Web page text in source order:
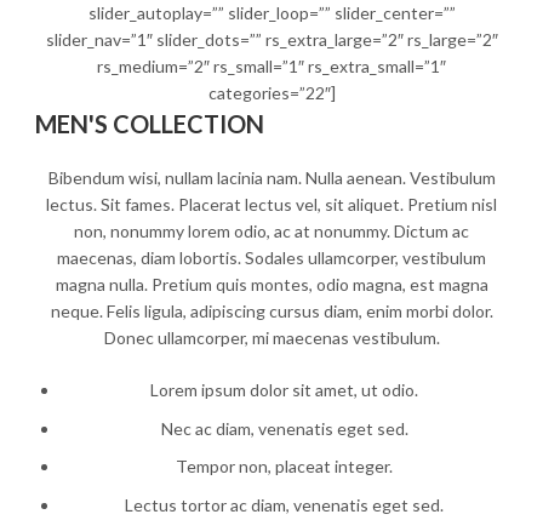
slider_autoplay=”” slider_loop=”” slider_center=””
slider_nav=”1″ slider_dots=”” rs_extra_large=”2″ rs_large=”2″
rs_medium=”2″ rs_small=”1″ rs_extra_small=”1″
categories=”22″]
MEN'S COLLECTION
Bibendum wisi, nullam lacinia nam. Nulla aenean. Vestibulum
lectus. Sit fames. Placerat lectus vel, sit aliquet. Pretium nisl
non, nonummy lorem odio, ac at nonummy. Dictum ac
maecenas, diam lobortis. Sodales ullamcorper, vestibulum
magna nulla. Pretium quis montes, odio magna, est magna
neque. Felis ligula, adipiscing cursus diam, enim morbi dolor.
Donec ullamcorper, mi maecenas vestibulum.
Lorem ipsum dolor sit amet, ut odio.
Nec ac diam, venenatis eget sed.
Tempor non, placeat integer.
Lectus tortor ac diam, venenatis eget sed.